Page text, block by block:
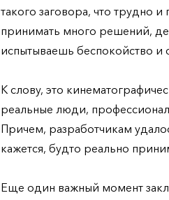
такого заговора, что трудно
принимать много решений,
испытываешь беспокойство и
К слову, это
реальные люди,
Причем, разработчикам
кажется, будто реально
Еще один важный момент